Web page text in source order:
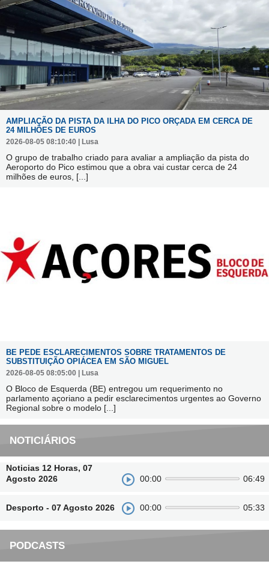
AMPLIAÇÃO DA PISTA DA ILHA DO PICO ORÇADA EM CERCA DE
24 MILHÕES DE EUROS
2026-08-05 08:10:40 | Lusa
O grupo de trabalho criado para avaliar a ampliação da pista do
Aeroporto do Pico estimou que a obra vai custar cerca de 24
milhões de euros, [...]
BE PEDE ESCLARECIMENTOS SOBRE TRATAMENTOS DE
SUBSTITUIÇÃO OPIÁCEA EM SÃO MIGUEL
2026-08-05 08:05:00 | Lusa
O Bloco de Esquerda (BE) entregou um requerimento no
parlamento açoriano a pedir esclarecimentos urgentes ao Governo
Regional sobre o modelo [...]
NOTICIÁRIOS
Noticias 12 Horas, 07
Agosto 2026
00:00 06:49
Desporto - 07 Agosto 2026 00:00 05:33
PODCASTS